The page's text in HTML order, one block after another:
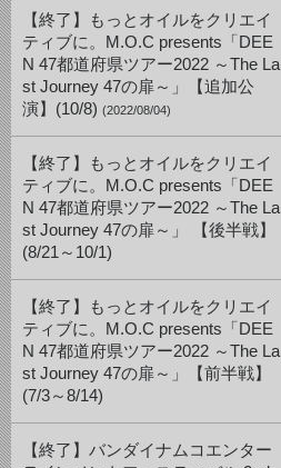
【終了】もっとオイルをクリエイ
ティブに。M.O.C presents「DEE
N 47都道府県ツアー2022 ～The La
st Journey 47の扉～」【追加公
演】(10/8) (2022/08/04)
【終了】もっとオイルをクリエイ
ティブに。M.O.C presents「DEE
N 47都道府県ツアー2022 ～The La
st Journey 47の扉～」 【後半戦】
(8/21～10/1)
【終了】もっとオイルをクリエイ
ティブに。M.O.C presents「DEE
N 47都道府県ツアー2022 ～The La
st Journey 47の扉～」【前半戦】
(7/3～8/14)
【終了】バンダイナムコエンター